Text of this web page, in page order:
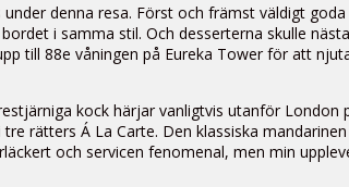
denna resa. Först och främst väldigt
i samma stil. Och desserterna skulle
till 88e våningen på Eureka Tower för att
kock härjar vanligtvis utanför London
rätters Á La Carte. Den klassiska
och servicen fenomenal, men min